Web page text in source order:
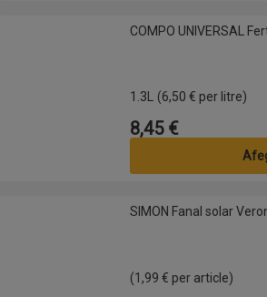
COMPO UNIVERSAL Fertilitzant universal líquid
COMPO UNIVERSAL
1.3L (6,50 € per litre)
Preu
8,45 €
SIMON Fanal solar VeronaSIMON Fanal solar
(1,99 € per article)